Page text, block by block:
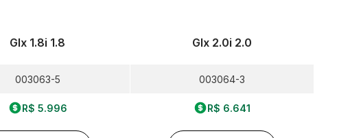
Glx 1.8i 1.8
003063-5
R$ 5.996
Glx 2.0i 2.0
003064-3
R$ 6.641